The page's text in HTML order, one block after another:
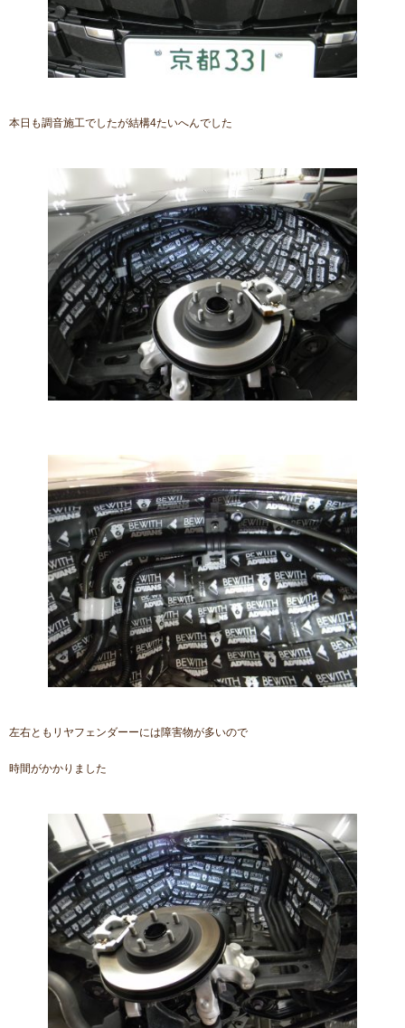
本日も調音施工でしたが結構4たいへんでした
左右ともリヤフェンダーーには障害物が多いので
時間がかかりました